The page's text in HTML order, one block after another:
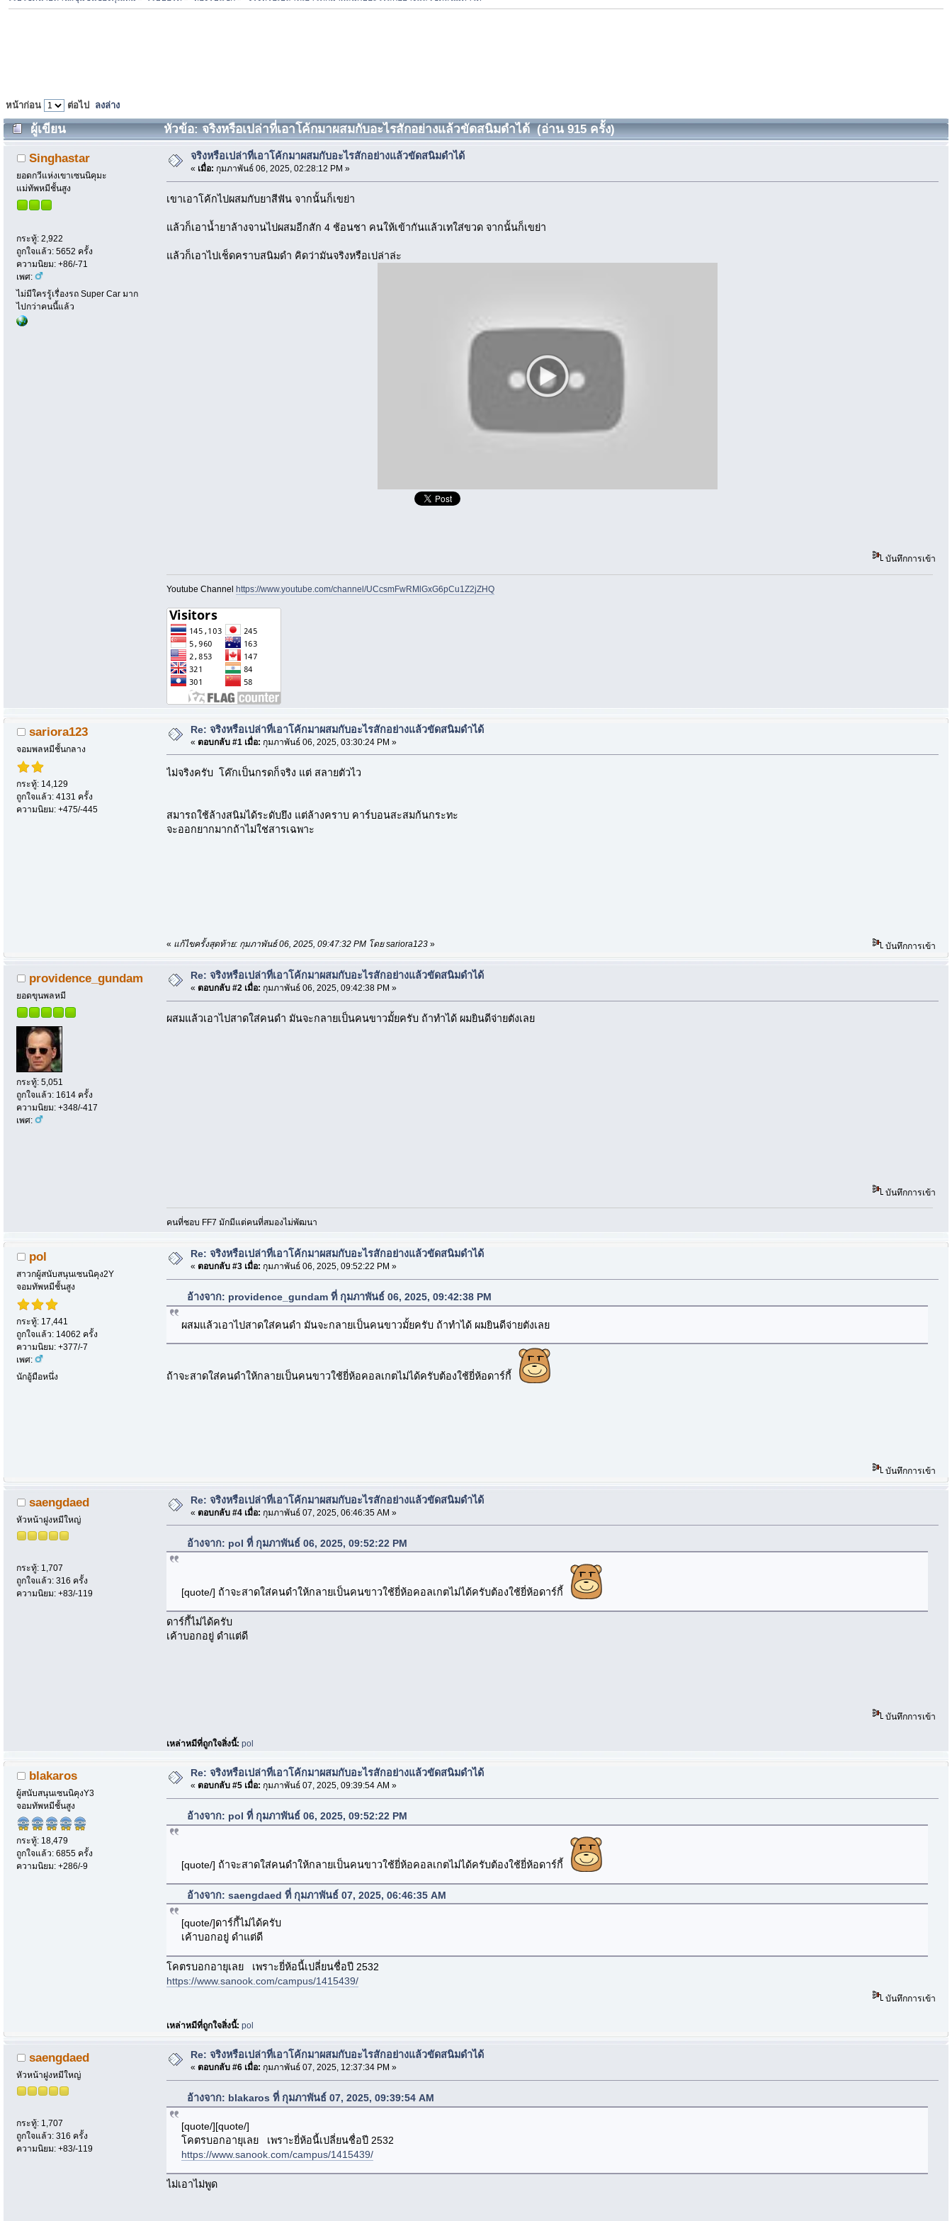
หน้าก่อน ต่อไป ลงล่าง
ผู้เขียน หัวข้อ: จริงหรือเปล่าที่เอาโค้กมาผสมกับอะไรสักอย่างแล้วขัดสนิมดำได้ (อ่าน 915 ครั้ง)
Singhastar
ยอดกวีแห่งเขาเซนนิคุมะ
แม่ทัพหมีชั้นสูง
กระทู้: 2,922
ถูกใจแล้ว: 5652 ครั้ง
ความนิยม: +86/-71
เพศ:
ไม่มีใครรู้เรื่องรถ Super Car มาก
ไปกว่าคนนี้แล้ว
จริงหรือเปล่าที่เอาโค้กมาผสมกับอะไรสักอย่างแล้วขัดสนิมดำได้
« เมื่อ: กุมภาพันธ์ 06, 2025, 02:28:12 PM »
เขาเอาโค้กไปผสมกับยาสีฟัน จากนั้นก็เขย่า
แล้วก็เอาน้ำยาล้างจานไปผสมอีกสัก 4 ช้อนชา คนให้เข้ากันแล้วเทใส่ขวด จากนั้นก็เขย่า
แล้วก็เอาไปเช็ดคราบสนิมดำ คิดว่ามันจริงหรือเปล่าล่ะ
บันทึกการเข้า
Youtube Channelhttps://www.youtube.com/channel/UCcsmFwRMlGxG6pCu1Z2jZHQ
sariora123
จอมพลหมีชั้นกลาง
กระทู้: 14,129
ถูกใจแล้ว: 4131 ครั้ง
ความนิยม: +475/-445
Re: จริงหรือเปล่าที่เอาโค้กมาผสมกับอะไรสักอย่างแล้วขัดสนิมดำได้
« ตอบกลับ #1 เมื่อ: กุมภาพันธ์ 06, 2025, 03:30:24 PM »
ไม่จริงครับ โค๊กเป็นกรดก็จริง แต่ สลายตัวไว
สมารถใช้ล้างสนิมได้ระดับยึง แต่ล้างคราบ คาร์บอนสะสมก้นกระทะ
จะออกยากมากถ้าไม่ใช่สารเฉพาะ
« แก้ไขครั้งสุดท้าย: กุมภาพันธ์ 06, 2025, 09:47:32 PM โดย sariora123 » บันทึกการเข้า
providence_gundam
ยอดขุนพลหมี
กระทู้: 5,051
ถูกใจแล้ว: 1614 ครั้ง
ความนิยม: +348/-417
เพศ:
Re: จริงหรือเปล่าที่เอาโค้กมาผสมกับอะไรสักอย่างแล้วขัดสนิมดำได้
« ตอบกลับ #2 เมื่อ: กุมภาพันธ์ 06, 2025, 09:42:38 PM »
ผสมแล้วเอาไปสาดใส่คนดำ มันจะกลายเป็นคนขาวมั้ยครับ ถ้าทำได้ ผมยินดีจ่ายตังเลย
บันทึกการเข้า
คนที่ชอบ FF7 มักมีแต่คนที่สมองไม่พัฒนา
pol
สาวกผู้สนับสนุนเซนนิคุง2Y
จอมทัพหมีชั้นสูง
กระทู้: 17,441
ถูกใจแล้ว: 14062 ครั้ง
ความนิยม: +377/-7
เพศ:
นักอู้มือหนึ่ง
Re: จริงหรือเปล่าที่เอาโค้กมาผสมกับอะไรสักอย่างแล้วขัดสนิมดำได้
« ตอบกลับ #3 เมื่อ: กุมภาพันธ์ 06, 2025, 09:52:22 PM »
อ้างจาก: providence_gundam ที่ กุมภาพันธ์ 06, 2025, 09:42:38 PM
ผสมแล้วเอาไปสาดใส่คนดำ มันจะกลายเป็นคนขาวมั้ยครับ ถ้าทำได้ ผมยินดีจ่ายตังเลย
ถ้าจะสาดใส่คนดำให้กลายเป็นคนขาวใช้ยี่ห้อคอลเกตไม่ได้ครับต้องใช้ยี่ห้อดาร์กี้
บันทึกการเข้า
saengdaed
หัวหน้าฝูงหมีใหญ่
กระทู้: 1,707
ถูกใจแล้ว: 316 ครั้ง
ความนิยม: +83/-119
Re: จริงหรือเปล่าที่เอาโค้กมาผสมกับอะไรสักอย่างแล้วขัดสนิมดำได้
« ตอบกลับ #4 เมื่อ: กุมภาพันธ์ 07, 2025, 06:46:35 AM »
อ้างจาก: pol ที่ กุมภาพันธ์ 06, 2025, 09:52:22 PM
[quote/] ถ้าจะสาดใส่คนดำให้กลายเป็นคนขาวใช้ยี่ห้อคอลเกตไม่ได้ครับต้องใช้ยี่ห้อดาร์กี้
ดาร์กี้ไม่ได้ครับ
เค้าบอกอยู่ ดำแต่ดี
บันทึกการเข้า
เหล่าหมีที่ถูกใจสิ่งนี้:pol
blakaros
ผู้สนับสนุนเซนนิคุงY3
จอมทัพหมีชั้นสูง
กระทู้: 18,479
ถูกใจแล้ว: 6855 ครั้ง
ความนิยม: +286/-9
Re: จริงหรือเปล่าที่เอาโค้กมาผสมกับอะไรสักอย่างแล้วขัดสนิมดำได้
« ตอบกลับ #5 เมื่อ: กุมภาพันธ์ 07, 2025, 09:39:54 AM »
อ้างจาก: pol ที่ กุมภาพันธ์ 06, 2025, 09:52:22 PM
[quote/] ถ้าจะสาดใส่คนดำให้กลายเป็นคนขาวใช้ยี่ห้อคอลเกตไม่ได้ครับต้องใช้ยี่ห้อดาร์กี้
อ้างจาก: saengdaed ที่ กุมภาพันธ์ 07, 2025, 06:46:35 AM
[quote/]ดาร์กี้ไม่ได้ครับ
เค้าบอกอยู่ ดำแต่ดี
โคตรบอกอายุเลย เพราะยี่ห้อนี้เปลี่ยนชื่อปี 2532
https://www.sanook.com/campus/1415439/
บันทึกการเข้า
เหล่าหมีที่ถูกใจสิ่งนี้:pol
saengdaed
หัวหน้าฝูงหมีใหญ่
กระทู้: 1,707
ถูกใจแล้ว: 316 ครั้ง
ความนิยม: +83/-119
Re: จริงหรือเปล่าที่เอาโค้กมาผสมกับอะไรสักอย่างแล้วขัดสนิมดำได้
« ตอบกลับ #6 เมื่อ: กุมภาพันธ์ 07, 2025, 12:37:34 PM »
อ้างจาก: blakaros ที่ กุมภาพันธ์ 07, 2025, 09:39:54 AM
[quote/][quote/]
โคตรบอกอายุเลย เพราะยี่ห้อนี้เปลี่ยนชื่อปี 2532
https://www.sanook.com/campus/1415439/
ไม่เอาไม่พูด